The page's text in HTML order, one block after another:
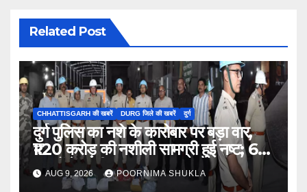
Related Post
CHHATTISGARH की खबरें DURG जिले की खबरें दुर्ग
दुर्ग पुलिस का नशे के कारोबार पर बड़ा वार,
₹1.20 करोड़ की नशीली सामग्री हुई नष्ट; 66
मामलों में जब्ती…
AUG 9, 2026 POORNIMA SHUKLA